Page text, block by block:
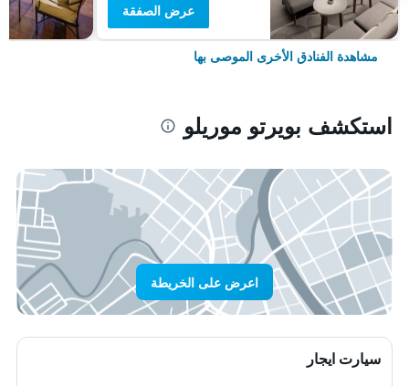
عرض الصفقة
مشاهدة الفنادق الأخرى الموصى بها
استكشف بويرتو موريلو
اعرض على الخريطة
سيارت ايجار